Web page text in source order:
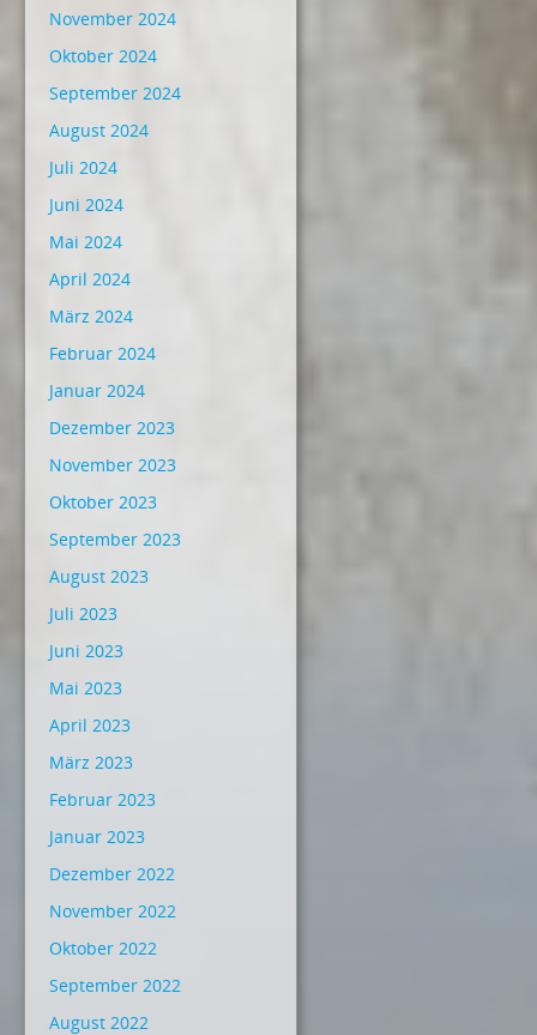
November 2024
Oktober 2024
September 2024
August 2024
Juli 2024
Juni 2024
Mai 2024
April 2024
März 2024
Februar 2024
Januar 2024
Dezember 2023
November 2023
Oktober 2023
September 2023
August 2023
Juli 2023
Juni 2023
Mai 2023
April 2023
März 2023
Februar 2023
Januar 2023
Dezember 2022
November 2022
Oktober 2022
September 2022
August 2022